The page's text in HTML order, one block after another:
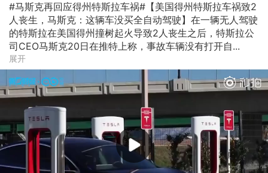
#马斯克再回应得州特斯拉车祸#【美国得州特斯拉车祸致2
人丧生，马斯克：这辆车没买全自动驾驶】在一辆无人驾驶
的特斯拉在美国得州撞树起火导致2人丧生之后，特斯拉公
司CEO马斯克20日在推特上称，事故车辆没有打开自...
展开